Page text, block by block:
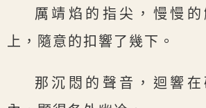
厲靖焰的指尖，慢慢
上，隨意的扣響了幾下。
那沉悶的聲音，迴響